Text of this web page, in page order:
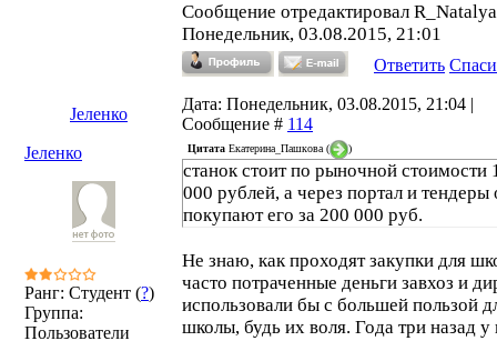
Сообщение отредактировал R_Natalya
Понедельник, 03.08.2015, 21:01
Ответить
Јеленко
Дата: Понедельник, 03.08.2015, 21:04 |
Сообщение # 114
Јеленко
Ранг: Студент (?)
Группа:
Пользователи
Цитата Екатерина_Пашкова ( )
станок стоит по рыночной стоимости
000 рублей, а через портал и тендеры
покупают его за 200 000 руб.
Не знаю, как проходят закупки для
часто потраченные деньги завхоз и
использовали бы с большей пользой
школы, будь их воля. Года три назад у